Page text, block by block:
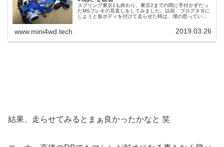
スプリング東京1も終わり、東京2までの間に手付かずだっ
たMSフレキの見直しをしてみました。以前、ブログネタに
しようと仮ボディを付けて走らせた時は、僕の思っていた
www.mini4wd.tech 2019.03.26
結果、走らせてみるとまぁ良かったかなと 笑